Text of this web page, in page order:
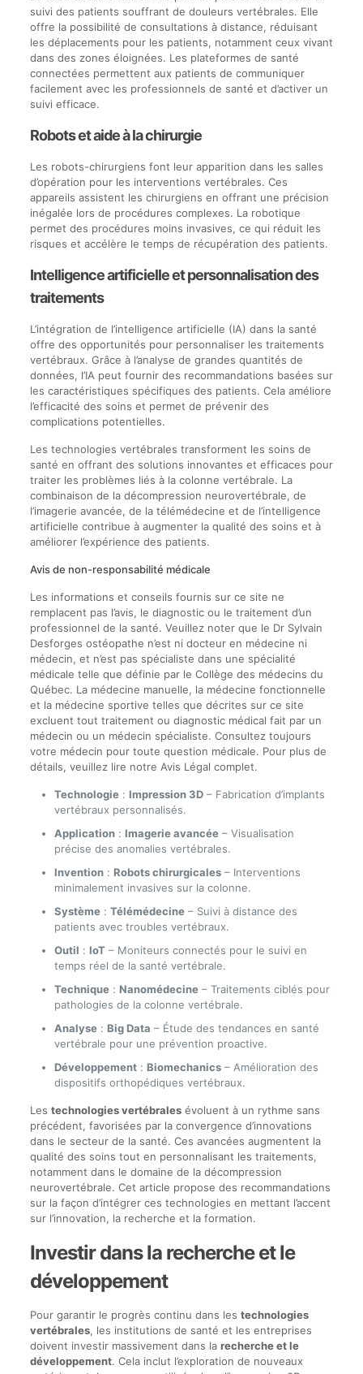
suivi des patients souffrant de douleurs vertébrales. Elle
offre la possibilité de consultations à distance, réduisant
les déplacements pour les patients, notamment ceux vivant
dans des zones éloignées. Les plateformes de santé
connectées permettent aux patients de communiquer
facilement avec les professionnels de santé et d’activer un
suivi efficace.
Robots et aide à la chirurgie
Les robots-chirurgiens font leur apparition dans les salles
d’opération pour les interventions vertébrales. Ces
appareils assistent les chirurgiens en offrant une précision
inégalée lors de procédures complexes. La robotique
permet des procédures moins invasives, ce qui réduit les
risques et accélère le temps de récupération des patients.
Intelligence artificielle et personnalisation des
traitements
L’intégration de l’intelligence artificielle (IA) dans la santé
offre des opportunités pour personnaliser les traitements
vertébraux. Grâce à l’analyse de grandes quantités de
données, l’IA peut fournir des recommandations basées sur
les caractéristiques spécifiques des patients. Cela améliore
l’efficacité des soins et permet de prévenir des
complications potentielles.
Les technologies vertébrales transforment les soins de
santé en offrant des solutions innovantes et efficaces pour
traiter les problèmes liés à la colonne vertébrale. La
combinaison de la décompression neurovertébrale, de
l’imagerie avancée, de la télémédecine et de l’intelligence
artificielle contribue à augmenter la qualité des soins et à
améliorer l’expérience des patients.
Avis de non-responsabilité médicale
Les informations et conseils fournis sur ce site ne
remplacent pas l’avis, le diagnostic ou le traitement d’un
professionnel de la santé. Veuillez noter que le Dr Sylvain
Desforges ostéopathe n’est ni docteur en médecine ni
médecin, et n’est pas spécialiste dans une spécialité
médicale telle que définie par le Collège des médecins du
Québec. La médecine manuelle, la médecine fonctionnelle
et la médecine sportive telles que décrites sur ce site
excluent tout traitement ou diagnostic médical fait par un
médecin ou un médecin spécialiste. Consultez toujours
votre médecin pour toute question médicale. Pour plus de
détails, veuillez lire notre Avis Légal complet.
Technologie: Impression 3D– Fabrication d’implants
vertébraux personnalisés.
Application: Imagerie avancée– Visualisation
précise des anomalies vertébrales.
Invention: Robots chirurgicales– Interventions
minimalement invasives sur la colonne.
Système: Télémédecine– Suivi à distance des
patients avec troubles vertébraux.
Outil : IoT– Moniteurs connectés pour le suivi en
temps réel de la santé vertébrale.
Technique: Nanomédecine– Traitements ciblés pour
pathologies de la colonne vertébrale.
Analyse: Big Data – Étude des tendances en santé
vertébrale pour une prévention proactive.
Développement: Biomechanics– Amélioration des
dispositifs orthopédiques vertébraux.
Les technologies vertébralesévoluent à un rythme sans
précédent, favorisées par la convergence d’innovations
dans le secteur de la santé. Ces avancées augmentent la
qualité des soins tout en personnalisant les traitements,
notamment dans le domaine de la décompression
neurovertébrale. Cet article propose des recommandations
sur la façon d’intégrer ces technologies en mettant l’accent
sur l’innovation, la recherche et la formation.
Investir dans la recherche et le
développement
Pour garantir le progrès continu dans les technologies
vertébrales, les institutions de santé et les entreprises
doivent investir massivement dans la recherche et le
développement. Cela inclut l’exploration de nouveaux